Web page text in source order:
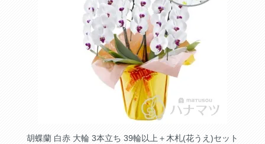
胡蝶蘭 白赤 大輪 3本立ち 39輪以上＋木札(花うえ)セット